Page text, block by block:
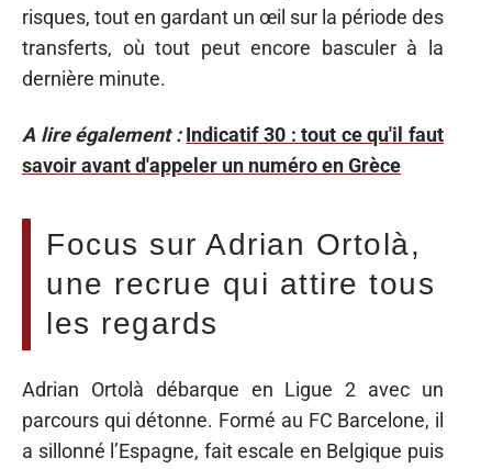
risques, tout en gardant un œil sur la période des
transferts, où tout peut encore basculer à la
dernière minute.
A lire également : Indicatif 30 : tout ce qu'il faut
savoir avant d'appeler un numéro en Grèce
Focus sur Adrian Ortolà,
une recrue qui attire tous
les regards
Adrian Ortolà débarque en Ligue 2 avec un
parcours qui détonne. Formé au FC Barcelone, il
a sillonné l’Espagne, fait escale en Belgique puis